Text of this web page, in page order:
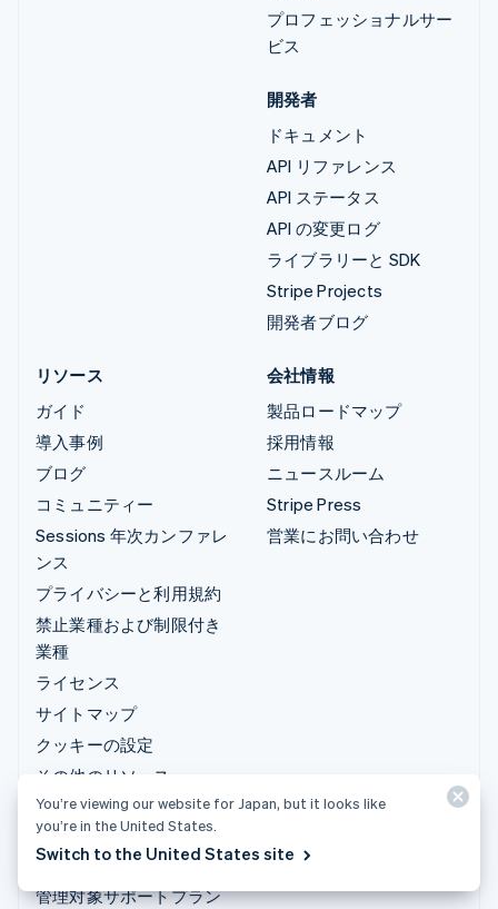
プロフェッショナルサー
ビス
開発者
ドキュメント
API リファレンス
API ステータス
API の変更ログ
ライブラリーと SDK
Stripe Projects
開発者ブログ
リソース
ガイド
導入事例
ブログ
コミュニティー
Sessions 年次カンファレ
ンス
プライバシーと利用規約
禁止業種および制限付き
業種
ライセンス
サイトマップ
クッキーの設定
その他のリソース
会社情報
製品ロードマップ
採用情報
ニュースルーム
Stripe Press
営業にお問い合わせ
サポート
サポートに問い合わせる
管理対象サポートプラン
You’re viewing our website for Japan, but it looks like
you’re in the United States.
Switch to the United States site